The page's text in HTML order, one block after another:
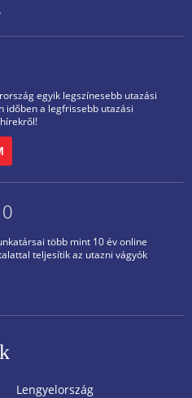
egyik legszínesebb utazási
időben a legfrissebb utazási
több mint 10 év online
teljesítik az utazni vágyók
Lengyelország